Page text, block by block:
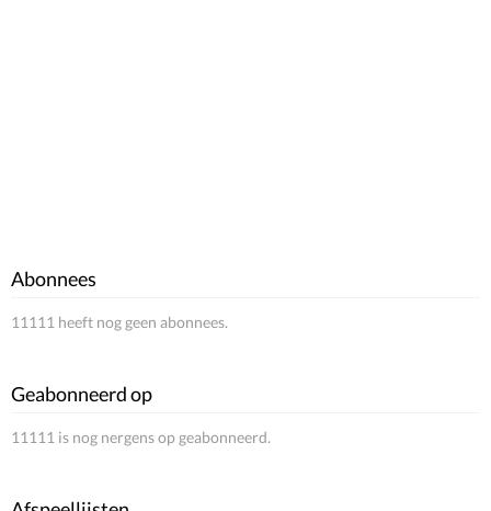
Abonnees
11111 heeft nog geen abonnees.
Geabonneerd op
11111 is nog nergens op geabonneerd.